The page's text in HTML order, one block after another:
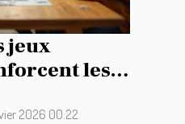
jeux
les
2026 00:22